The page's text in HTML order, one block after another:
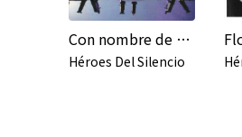
Con nombre de guerra / Héroe de leyenda
Héroes Del Silencio